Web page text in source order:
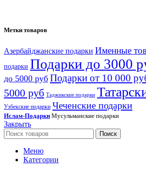
Метки товаров
Азербайджанские подарки Именные
подарки Подарки до 3000
до 5000 руб Подарки от 10 000
5000 руб Таджикские подарки
Узбекские подарки Чеченские подарки
Ислам-Подарки Мусульманские подарки
Закрыть
Поиск
Меню
Категории